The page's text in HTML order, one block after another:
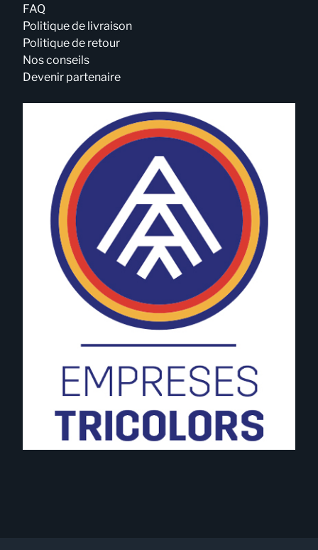
FAQ
Politique de livraison
Politique de retour
Nos conseils
Devenir partenaire